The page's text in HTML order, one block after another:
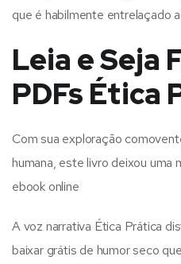
que é habilmente entrelaçado
Leia e Seja
PDFs Ética
Com sua exploração
humana, este livro deixou uma
ebook online
A voz narrativa Ética Prática
baixar grátis de humor seco